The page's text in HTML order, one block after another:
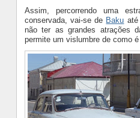
Assim, percorrendo uma
conservada, vai-se de Baku
não ter as grandes atrações
permite um vislumbre de como é